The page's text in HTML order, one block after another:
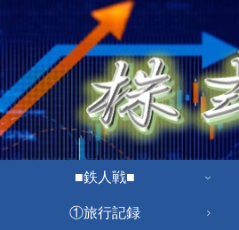
■鉄人戦■
①旅行記録